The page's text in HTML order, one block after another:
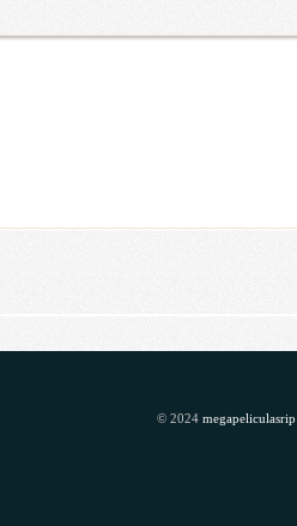
© 2024 megapeliculasrip